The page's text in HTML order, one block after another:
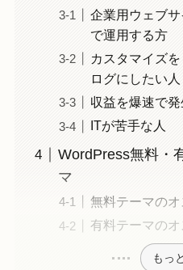
企業用ウェブ
で運用する方
カスタマイズ
ログにしたい人
収益を爆速で
ITが苦手な人
WordPress無料・
マ
無料テーマのオ
有料テーマのオ
もっ